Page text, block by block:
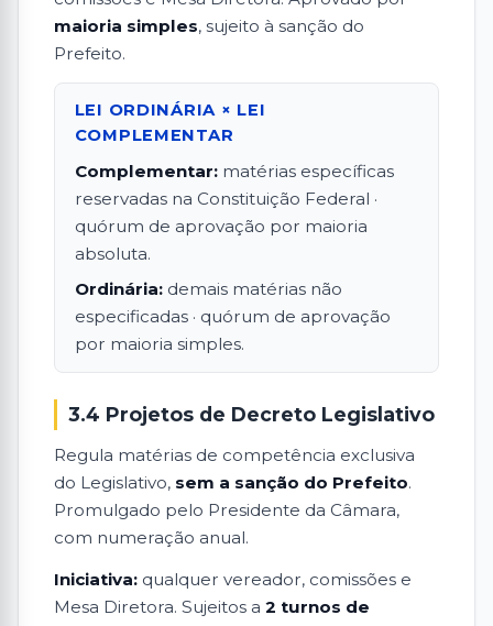
maioria simples, sujeito à sanção do
Prefeito.
LEI ORDINÁRIA × LEI
COMPLEMENTAR
Complementar:matérias específicas
reservadas na Constituição Federal ·
quórum de aprovação por maioria
absoluta.
Ordinária:demais matérias não
especificadas · quórum de aprovação
por maioria simples.
3.4 Projetos de Decreto Legislativo
Regula matérias de competência exclusiva
do Legislativo, sem a sanção do Prefeito.
Promulgado pelo Presidente da Câmara,
com numeração anual.
Iniciativa: qualquer vereador, comissões e
Mesa Diretora. Sujeitos a 2 turnos de